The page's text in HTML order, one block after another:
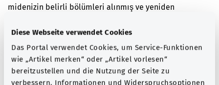
Diese Webseite verwendet Cookies
Das Portal verwendet Cookies, um Service-Funktionen
wie „Artikel merken“ oder „Artikel vorlesen“
bereitzustellen und die Nutzung der Seite zu
verbessern. Informationen und Widerspruchsoptionen
midenizin belirli bölümleri alınmış ve yeniden
bağırsağa girebilir ve ince bağırsağın mukozasına zarar
verebilir.
Yara, karın ağrısına yol açabilir. Ayrıca mide bulantısı
görülebilir ve karında rahatsız edici bir doluluk